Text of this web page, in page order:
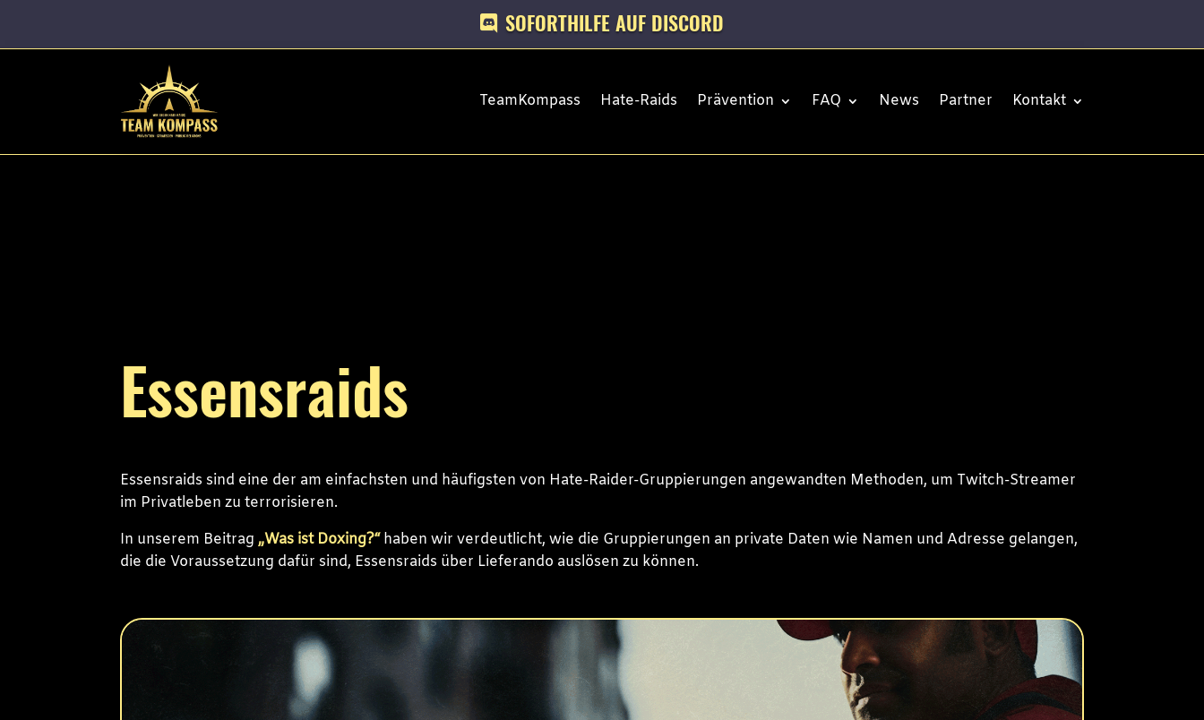
SOFORTHILFE AUF DISCORD
TeamKompass Hate-Raids Prävention FAQ News Partner Kontakt
Essensraids
Essensraids sind eine der am einfachsten und häufigsten von Hate-Raider-Gruppierungen angewandten Methoden, um Twitch-Streamer
im Privatleben zu terrorisieren.
In unserem Beitrag„Was ist Doxing?“haben wir verdeutlicht, wie die Gruppierungen an private Daten wie Namen und Adresse gelangen,
die die Voraussetzung dafür sind, Essensraids über Lieferando auslösen zu können.